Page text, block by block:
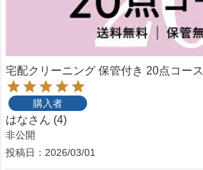
宅配クリーニング 保管付き 20点コース
購入者
はな 4
非公開
投稿日
2026/03/01